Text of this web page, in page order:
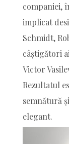
companiei,
implicat
Schmidt,
câștigători
Victor
Rezultatul
semnătură
elegant.